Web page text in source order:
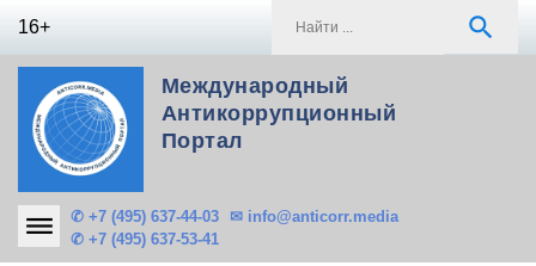
16+ search
Международный
Антикоррупционный
Портал
✆ +7 (495) 637-44-03
✆ +7 (495) 637-53-41
✉ info@anticorr.media